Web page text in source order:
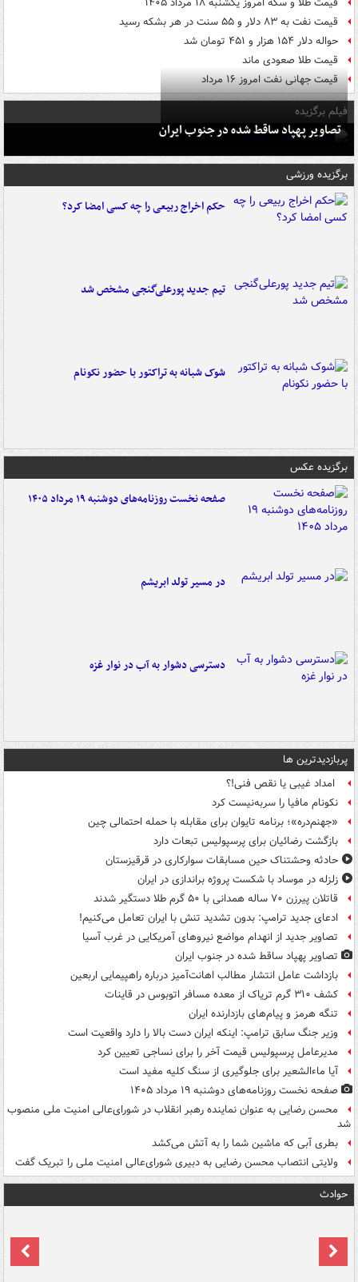
قیمت نفت به ۸۳ دلار و ۵۵ سنت در هر بشکه رسید
حواله دلار ۱۵۴ هزار و ۴۵۱ تومان شد
قیمت طلا صعودی ماند
قیمت جهانی نفت امروز ۱۶ مرداد
فیلم برگزیده
تصاویر پهپاد ساقط شده در جنوب ایران
برگزیده ورزشی
حکم اخراج ربیعی را چه کسی امضا کرد؟
تیم جدید پورعلی‌گنجی مشخص شد
شوک شبانه به تراکتور با حضور نکونام
برگزیده عکس
صفحه نخست روزنامه‌های دوشنبه ۱۹ مرداد ۱۴۰۵
در مسیر تولد ابریشم
دسترسی دشوار به آب در نوار غزه
پربازدیدترین ها
امداد غیبی یا نقص فنی!؟
نکونام مافیا را سربه‌نیست کرد
«جهنم‌دره»؛ برنامه تایوان برای مقابله با حمله احتمالی چین
بازگشت رضائیان برای پرسپولیس تبعات دارد
حادثه وحشتناک حین مسابقات سوارکاری در قرقیزستان
زلزله در موساد با شکست پروژه براندازی در ایران
قاتلان پیرزن ۷۰ ساله همدانی با ۵۰ گرم طلا دستگیر شدند
ادعای جدید ترامپ: بدون تشدید تنش با ایران تعامل می‌کنیم!
تصاویر جدید از انهدام مواضع نیروهای آمریکایی در غرب آسیا
تصاویر پهپاد ساقط شده در جنوب ایران
بازداشت عامل انتشار مطالب اهانت‌آمیز درباره راهپیمایی اربعین
کشف ۳۱۰ گرم تریاک از معده مسافر اتوبوس در قاینات
تنگه هرمز و پیام‌های بازدارنده ایران
وزیر جنگ سابق ترامپ: اینکه ایران دست بالا را دارد واقعیت است
مدیرعامل پرسپولیس قیمت آخر را برای نساجی تعیین کرد
آیا ماءالشعیر برای جلوگیری از سنگ کلیه مفید است
صفحه نخست روزنامه‌های دوشنبه ۱۹ مرداد ۱۴۰۵
محسن رضایی به عنوان نماینده رهبر انقلاب در شورای‌عالی امنیت ملی منصوب
شد
بطری آبی که ماشین شما را به آتش می‌کشد
ولایتی انتصاب محسن رضایی به دبیری شورای‌عالی امنیت ملی را تبریک گفت
حوادث